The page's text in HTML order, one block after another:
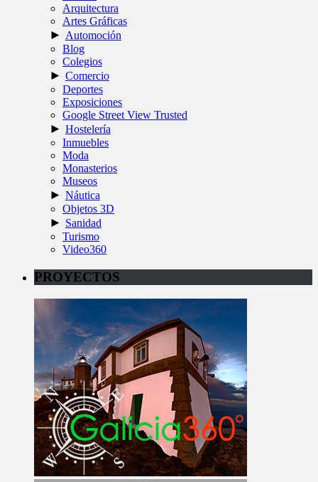
Arquitectura
Artes Gráficas
► Automoción
Blog
Colegios
► Comercio
Deportes
Exposiciones
Google Street View Trusted
► Hostelería
Inmuebles
Moda
Monasterios
Museos
► Náutica
Objetos 3D
► Sanidad
Turismo
Video360
PROYECTOS